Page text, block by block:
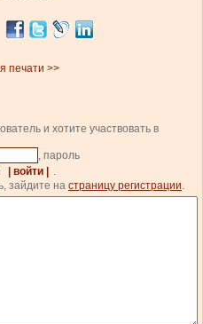
печати >>
и хотите участвовать в
, пароль
| войти |
.
зайдите на страницу регистрации.